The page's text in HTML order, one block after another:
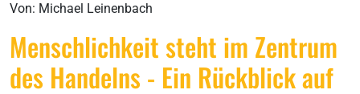
Von: Michael Leinenbach
Menschlichkeit steht im Zentrum
des Handelns - Ein Rückblick auf